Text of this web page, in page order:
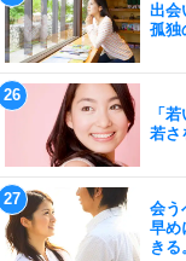
出会
孤独
「
若さ
会う
早め
きる